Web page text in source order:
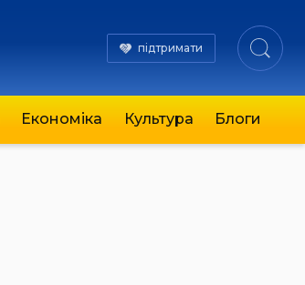
підтримати
Економіка Культура Блоги